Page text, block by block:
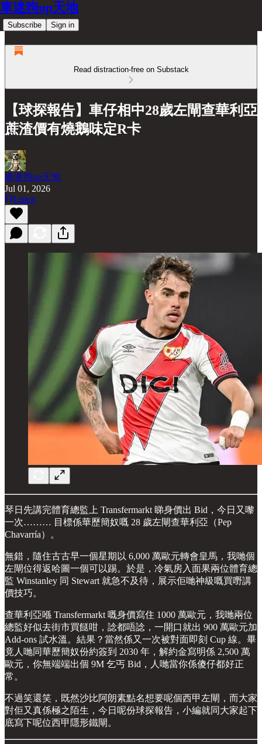
車迷狗up天地
Subscribe Sign in
Read distraction-free on Substack
【球探報告】車仔相中28歲左閘查華利亞
蔗渣價有燒鵝味定R卡
車迷狗up天地
Jul 01, 2026
Listen
琴日先講完體育總監上 Transfermarkt 睇身價出 Bid，今日又嚟
一次……… 目標係華歷簡奴嘅 28 歲左閘查華利亞（Pep
Chavarría）。
無錯，隨住古古早一個星期以 6,000 萬歐元轉會皇馬，我哋個
左閘位得返哈圖一個可以踢。於是，冷氣房入面果兩位體育總
監 Winstanley 同 Stewart 就急不及待，展示佢哋神級嘅買嘢講
價技巧。
查華利亞喺 Transfermarkt 嘅身價寫住 1000 萬歐元，我哋兩位
總監好似去街市買餸咁，諗都唔諗，一開口就出 900 萬歐元加
Add-ons 試水溫。結果？當然係又一次被對面即刻 Cup 線。畢
竟人哋同華歷簡奴份約簽到 2030 年，解約金寫明係 2,500 萬
歐元，你無端端出個 9M 乞丐 Bid，人哋當你係傻仔都好正
常。
不過笑還笑，既然沙比阿朗素點名想要呢個西甲左閘，而大家
對佢又真係極之陌生，今日呢份球探報告，小編就同大家起下
底寫下呢位西甲隱形鐵閘。